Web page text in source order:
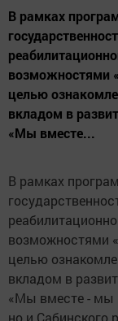
В рамках
возможностями
целью
вкладом в
«Мы вместе...
В рамках
возможностями
целью
вкладом в
«Мы вместе - мы
но и Сабинского